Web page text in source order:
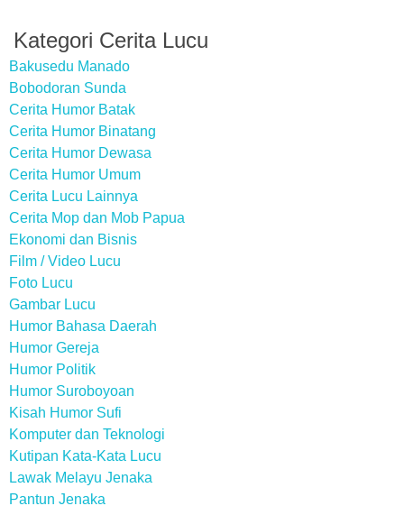
Kategori Cerita Lucu
Bakusedu Manado
Bobodoran Sunda
Cerita Humor Batak
Cerita Humor Binatang
Cerita Humor Dewasa
Cerita Humor Umum
Cerita Lucu Lainnya
Cerita Mop dan Mob Papua
Ekonomi dan Bisnis
Film / Video Lucu
Foto Lucu
Gambar Lucu
Humor Bahasa Daerah
Humor Gereja
Humor Politik
Humor Suroboyoan
Kisah Humor Sufi
Komputer dan Teknologi
Kutipan Kata-Kata Lucu
Lawak Melayu Jenaka
Pantun Jenaka